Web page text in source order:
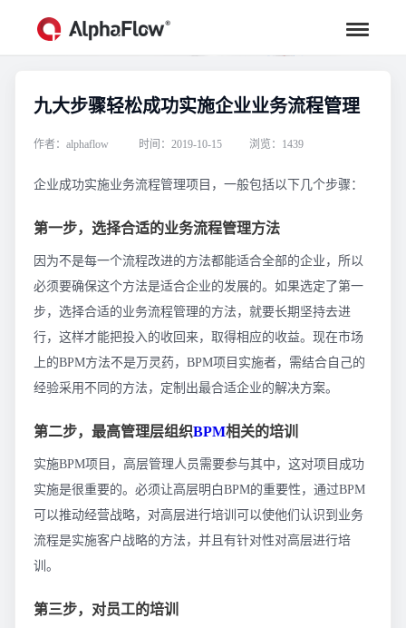
行业资讯
汇聚行业专家观点，助力流程更高效
九大步骤轻松成功实施企业业务流程管理
作者：alphaflow 时间：2019-10-15 浏览：1439
企业成功实施业务流程管理项目，一般包括以下几个步骤：
第一步，选择合适的业务流程管理方法
因为不是每一个流程改进的方法都能适合全部的企业，所以
必须要确保这个方法是适合企业的发展的。如果选定了第一
步，选择合适的业务流程管理的方法，就要长期坚持去进
行，这样才能把投入的收回来，取得相应的收益。现在市场
上的BPM方法不是万灵药，BPM项目实施者，需结合自己的
经验采用不同的方法，定制出最合适企业的解决方案。
第二步，最高管理层组织BPM相关的培训
实施BPM项目，高层管理人员需要参与其中，这对项目成功
实施是很重要的。必须让高层明白BPM的重要性，通过BPM
可以推动经营战略，对高层进行培训可以使他们认识到业务
流程是实施客户战略的方法，并且有针对性对高层进行培
训。
第三步，对员工的培训